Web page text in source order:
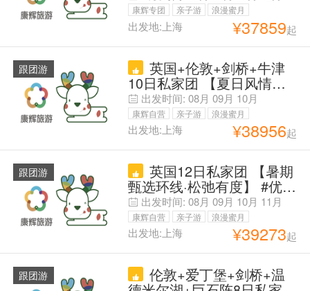
玩小团】【保证成团】【每
周三，六特价班，CD线为
暑期特价班】赠湖区小火车
体验&大英伦敦市区中文讲
解|满四人独立成团
康辉专团 亲子游
浪漫蜜月
父母安心游
出发地:上海 ¥37859起
跟团游 英国+伦敦+剑桥+牛津
10日私家团 【夏日风情专
线·可代办签证·出签抵团
费】豪华酒店·英伦秘境奢
游【畅游约克古城-爱丁堡
城堡-湖区光影-伦敦文艺慢
生活】享专属客服·中文司
机·小费全含·行程可微调
出发时间: 08月 09月 10月
康辉自营 亲子游
浪漫蜜月
父母安心游
出发地:上海 ¥38956起
跟团游 英国12日私家团 【暑期
甄选环线·松弛有度】 #优先
点客服立减·享免费定制# 可
代办签证·代订球票| 15天退
改保障『名校+白崖+湖区
+中世纪古城』一网打尽·另
有2天·性价比更高| 中文司
机小费全含·4-酒店
出发时间: 08月 09月 10月 11月
康辉自营 亲子游
浪漫蜜月
父母安心游
出发地:上海 ¥39273起
跟团游 伦敦+爱丁堡+剑桥+温